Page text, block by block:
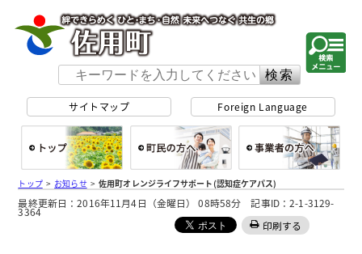
サイトマップ Foreign Language
総合トップ 町民の方へ
トップ> お知らせ>佐用町オレンジライフサポート(認知症ケアパス)
最終更新日：2016年11月4日（金曜日） 08時58分 記事ID：2-1-3129-
3364
印刷する